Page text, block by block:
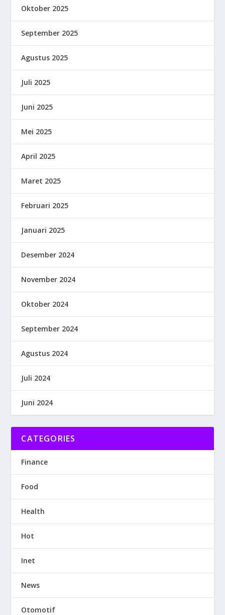
Oktober 2025
September 2025
Agustus 2025
Juli 2025
Juni 2025
Mei 2025
April 2025
Maret 2025
Februari 2025
Januari 2025
Desember 2024
November 2024
Oktober 2024
September 2024
Agustus 2024
Juli 2024
Juni 2024
CATEGORIES
Finance
Food
Health
Hot
Inet
News
Otomotif